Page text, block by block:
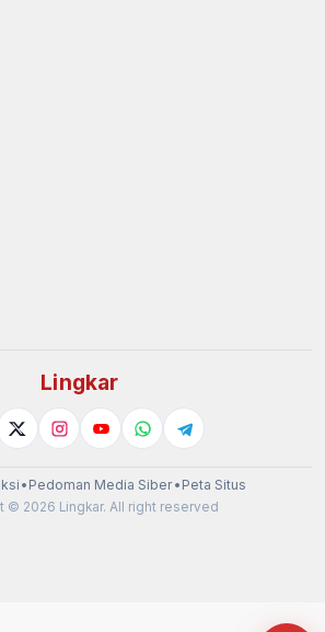
Lingkar
• Pedoman Media Siber• Peta Situs
© 2026 Lingkar. All right reserved